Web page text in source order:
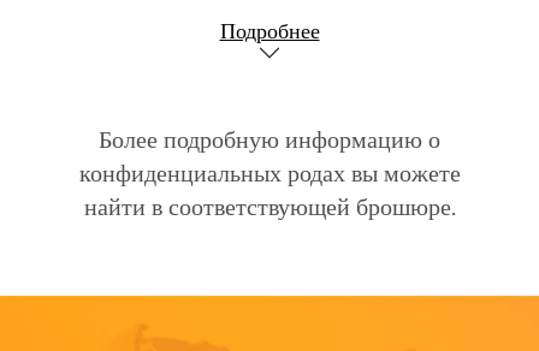
Подробнее
Более подробную информацию о
конфиденциальных родах вы можете
найти в соответствующей брошюре.